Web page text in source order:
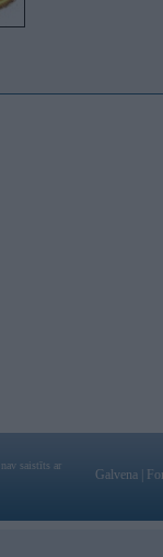
saistīts ar
Galvena